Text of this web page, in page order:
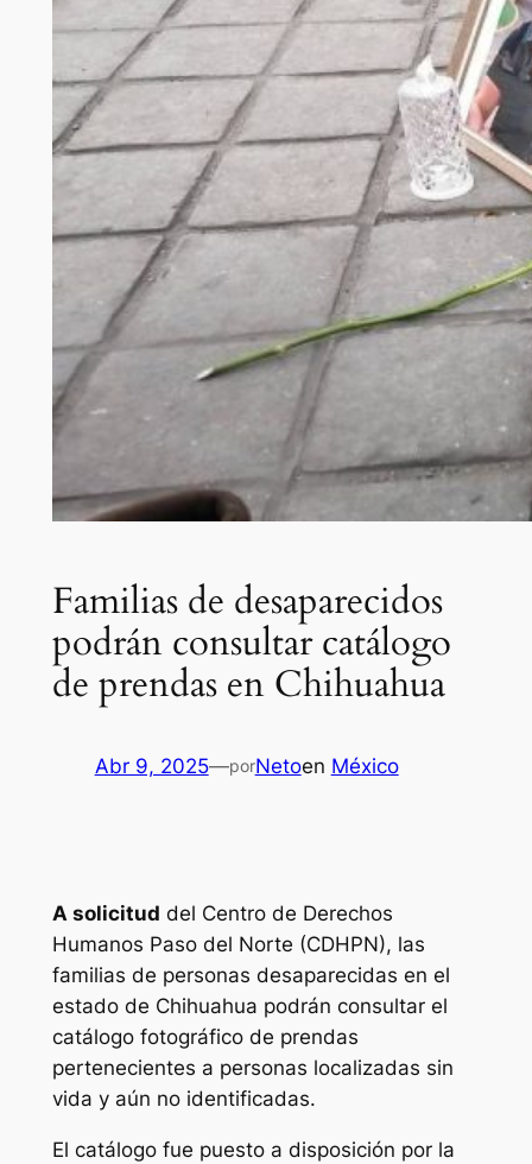
Familias de desaparecidos
podrán consultar catálogo
de prendas en Chihuahua
Abr 9, 2025—porNetoen México
A solicitud del Centro de Derechos
Humanos Paso del Norte (CDHPN), las
familias de personas desaparecidas en el
estado de Chihuahua podrán consultar el
catálogo fotográfico de prendas
pertenecientes a personas localizadas sin
vida y aún no identificadas.
El catálogo fue puesto a disposición por la